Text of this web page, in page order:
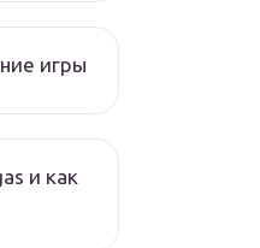
игры
и как